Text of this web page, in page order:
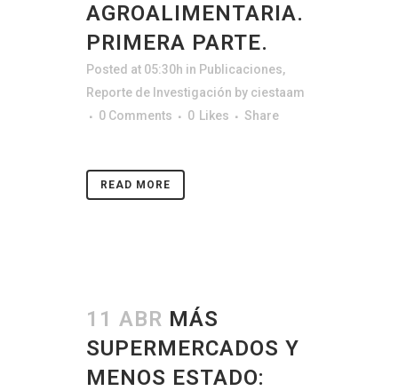
AGROALIMENTARIA.
PRIMERA PARTE.
Posted at 05:30h in Publicaciones,
Reporte de Investigación by ciestaam
0 Comments
0 Likes Share
READ MORE
11 ABR MÁS
SUPERMERCADOS Y
MENOS ESTADO: